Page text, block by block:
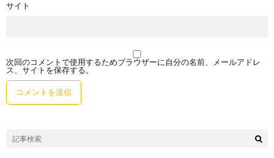
サイト
次回のコメントで使用するためブラウザーに自分の名前、メールアドレ
ス、サイトを保存する。